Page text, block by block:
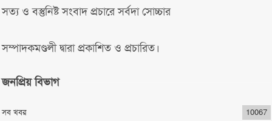
সত্য ও বস্তুনিষ্ট সংবাদ প্রচারে সর্বদা সোচ্চার
সম্পাদকমণ্ডলী দ্বারা প্রকাশিত ও প্রচারিত।
জনপ্রিয় বিভাগ
সব খবর 10067